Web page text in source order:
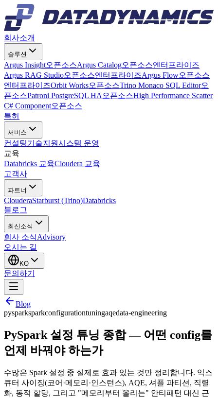
회사소개
솔루션
Argus Insight오픈소스Argus Catalog오픈소스엔터프라이즈
Argus RAG Studio오픈소스엔터프라이즈Argus Flow오픈소스
엔터프라이즈Orbit Works오픈소스Trino Monaco SQL Editor오
픈소스Patroni PostgreSQL HA 오픈소스High Performance Scatter
C# Component오픈소스
특허
서비스
컨설팅기술지원시스템 운영
교육
Databricks 교육Cloudera 교육
고객사
파트너
ClouderaStarburst (Trino)Databricks
블로그
최신소식
회사 소식Advisory
오시는 길
KO
문의하기
Blog
pysparksparkconfigurationtuningaqedata-engineering
PySpark 설정 튜닝 종합 — 어떤 config를
언제 바꿔야 하는가
수많은 Spark 설정 중 실제로 효과 있는 것만 정리합니다. 익스
큐터 사이징(코어·메모리·인스턴스), AQE, 셔플 파티션, 직렬
화, 동적 할당, 그리고 "메모리부터 올리는" 안티패턴 대신 근